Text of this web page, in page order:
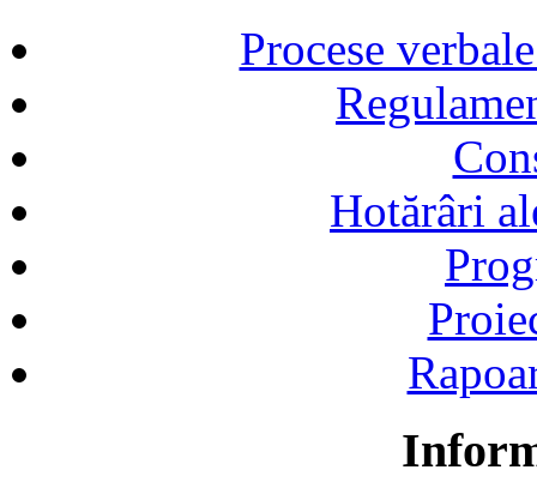
Procese
Hotărâri